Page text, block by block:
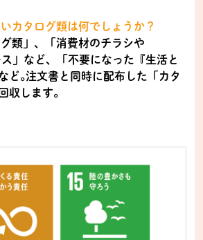
カタログ類は何でしょうか？
類」、「消費材のチラシや
」など、「不要になった『生活と
ど｡注文書と同時に配布した「カタ
収します。